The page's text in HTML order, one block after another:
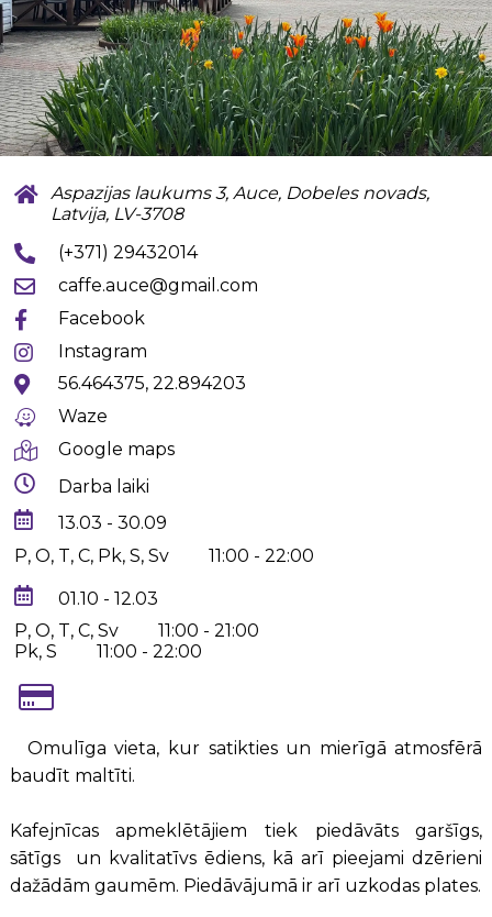
Aspazijas laukums 3, Auce, Dobeles novads,
Latvija, LV-3708
(+371) 29432014
caffe.auce@gmail.com
Facebook
Instagram
56.464375, 22.894203
Waze
Google maps
Darba laiki
13.03 - 30.09
P, O, T, C, Pk, S, Sv
11:00 - 22:00
01.10 - 12.03
P, O, T, C, Sv
11:00 - 21:00
Pk, S
11:00 - 22:00
Omulīga vieta, kur satikties un mierīgā atmosfērā
baudīt maltīti.
Kafejnīcas apmeklētājiem tiek piedāvāts garšīgs,
sātīgs un kvalitatīvs ēdiens, kā arī pieejami dzērieni
dažādām gaumēm. Piedāvājumā ir arī uzkodas plates.